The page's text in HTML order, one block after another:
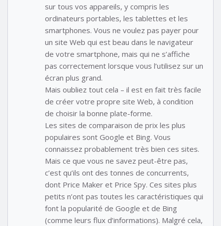
sur tous vos appareils, y compris les
ordinateurs portables, les tablettes et les
smartphones. Vous ne voulez pas payer pour
un site Web qui est beau dans le navigateur
de votre smartphone, mais qui ne s’affiche
pas correctement lorsque vous l’utilisez sur un
écran plus grand.
Mais oubliez tout cela – il est en fait très facile
de créer votre propre site Web, à condition
de choisir la bonne plate-forme.
Les sites de comparaison de prix les plus
populaires sont Google et Bing. Vous
connaissez probablement très bien ces sites.
Mais ce que vous ne savez peut-être pas,
c’est qu’ils ont des tonnes de concurrents,
dont Price Maker et Price Spy. Ces sites plus
petits n’ont pas toutes les caractéristiques qui
font la popularité de Google et de Bing
(comme leurs flux d’informations). Malgré cela,